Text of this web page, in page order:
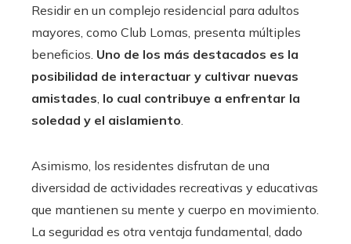
Residir en un complejo residencial para adultos
mayores, como Club Lomas, presenta múltiples
beneficios. Uno de los más destacados es la
posibilidad de interactuar y cultivar nuevas
amistades, lo cual contribuye a enfrentar la
soledad y el aislamiento.
Asimismo, los residentes disfrutan de una
diversidad de actividades recreativas y educativas
que mantienen su mente y cuerpo en movimiento.
La seguridad es otra ventaja fundamental, dado